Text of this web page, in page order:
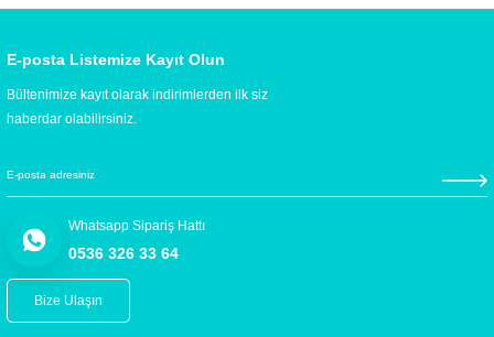
E-posta Listemize Kayıt Olun
Bültenimize kayıt olarak indirimlerden ilk siz
haberdar olabilirsiniz.
Whatsapp Sipariş Hattı
0536 326 33 64
Bize Ulaşın